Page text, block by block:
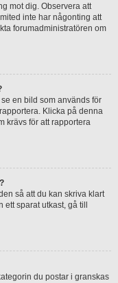
mot dig. Observera att
inte har någonting att
forumadministratören om
en bild som används för
Klicka på denna
krävs för att rapportera
så att du kan skriva klart
sparat utkast, gå till
du postar i granskas